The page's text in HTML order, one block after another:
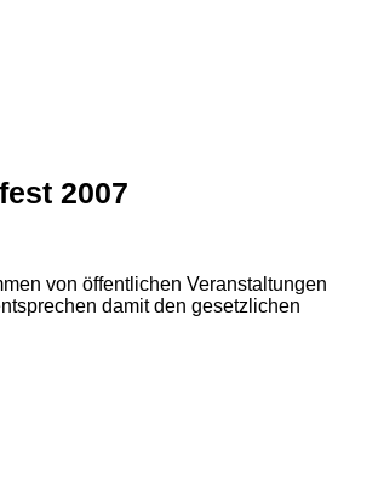
2
2007
von öffentlichen Veranstaltungen
damit den gesetzlichen